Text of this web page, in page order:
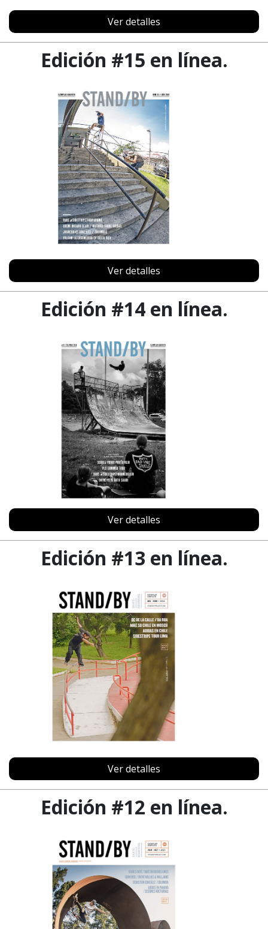
Ver detalles
Edición #15 en línea.
Ver detalles
Edición #14 en línea.
Ver detalles
Edición #13 en línea.
Ver detalles
Edición #12 en línea.